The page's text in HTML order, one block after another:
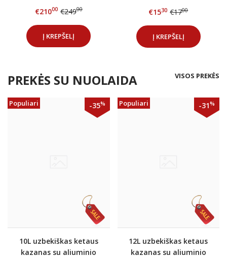
€21000 €24900
Į KREPŠELĮ
€1530 €1700
Į KREPŠELĮ
PREKĖS SU NUOLAIDA VISOS PREKĖS
Populiari -35%
10L uzbekiškas ketaus
kazanas su aliuminio
Populiari -31%
12L uzbekiškas ketaus
kazanas su aliuminio